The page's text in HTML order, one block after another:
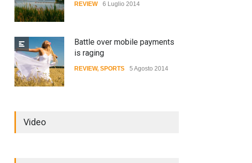
REVIEW 6 Luglio 2014
Battle over mobile payments
is raging
REVIEW, SPORTS 5 Agosto 2014
Video